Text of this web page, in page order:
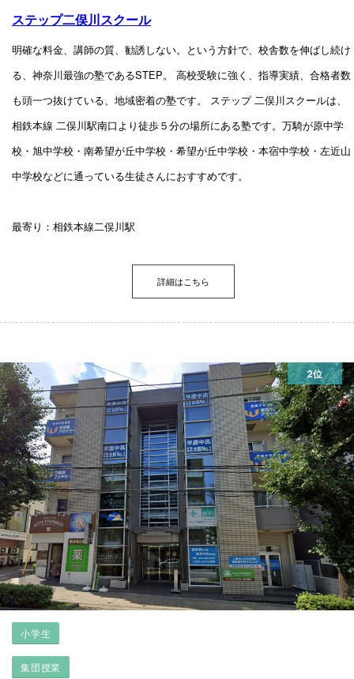
ステップ二俣川スクール
明確な料金、講師の質、勧誘しない。という方針で、校舎数を伸ばし続け
る、神奈川最強の塾であるSTEP。 高校受験に強く、指導実績、合格者数
も頭一つ抜けている、地域密着の塾です。 ステップ 二俣川スクールは、
相鉄本線 二俣川駅南口より徒歩５分の場所にある塾です。万騎が原中学
校・旭中学校・南希望が丘中学校・希望が丘中学校・本宿中学校・左近山
中学校などに通っている生徒さんにおすすめです。
最寄り：相鉄本線二俣川駅
詳細はこちら
2位
小学生
集団授業